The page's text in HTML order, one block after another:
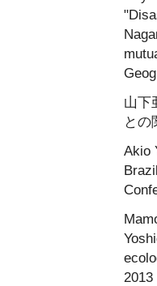
山下
との
Akio